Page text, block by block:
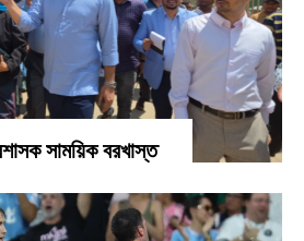
সাময়িক বরখাস্ত